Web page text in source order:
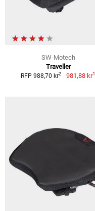
SW-Motech
Traveller
RFP 988,70 kr2 981,88 kr1